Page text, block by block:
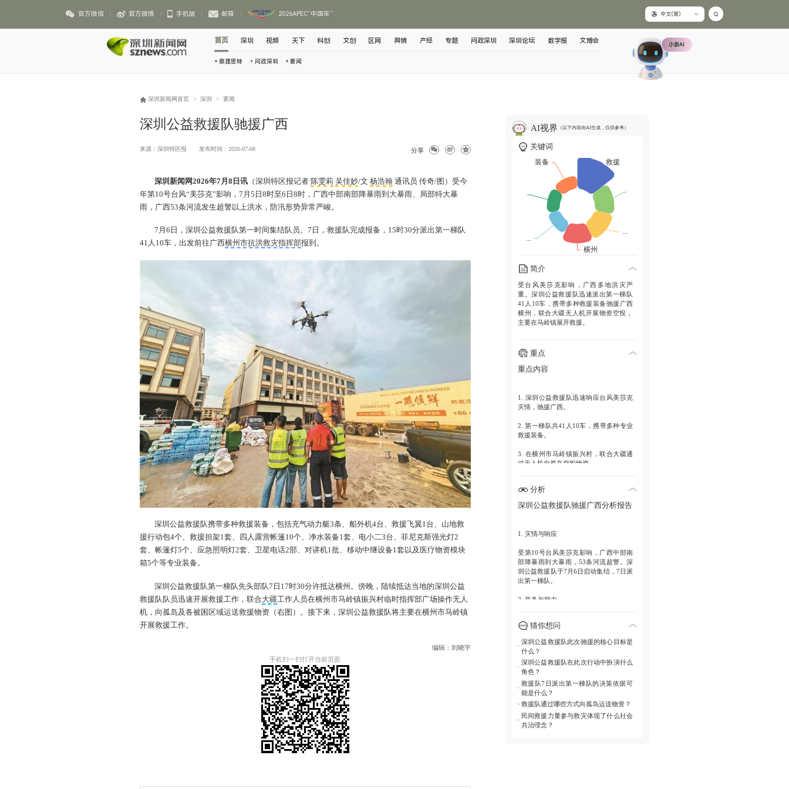
官方微信 官方微博 手机版 邮箱 2026APEC“中国年” 中文(简)
首页
察理思特 问政深圳 要闻
深圳 视频 天下 科创 文创 区网 舆情 产经 专题 问政深圳 深圳论坛 数字报 文博会 小新AI
深圳新闻网首页 > 深圳 > 要闻
深圳公益救援队驰援广西
来源：深圳特区报 发布时间：2026-07-08 分享
深圳新闻网2026年7月8日讯 （深圳特区报记者 陈雯莉 吴佳妙/文杨浩翰 通讯员 传奇/图）受今
年第10号台风“美莎克”影响，7月5日8时至6日8时，广西中部南部降暴雨到大暴雨、局部特大暴
雨，广西53条河流发生超警以上洪水，防汛形势异常严峻。
7月6日，深圳公益救援队第一时间集结队员。7日，救援队完成报备，15时30分派出第一梯队
41人10车，出发前往广西横州市抗洪救灾指挥部报到。
深圳公益救援队携带多种救援装备，包括充气动力艇3条、船外机4台、救援飞翼1台、山地救
援行动包4个、救援担架1套、四人露营帐篷10个、净水装备1套、电小二3台、菲尼克斯强光灯2
套、帐篷灯5个、应急照明灯2套、卫星电话2部、对讲机1批、移动中继设备1套以及医疗物资模块
箱5个等专业装备。
深圳公益救援队第一梯队先头部队7日17时30分许抵达横州。傍晚，陆续抵达当地的深圳公益
救援队队员迅速开展救援工作，联合大疆工作人员在横州市马岭镇振兴村临时指挥部广场操作无人
机，向孤岛及各被困区域运送救援物资（右图）。接下来，深圳公益救援队将主要在横州市马岭镇
开展救援工作。
编辑：刘晓宇
手机扫一扫打开当前页面
AI视界 （以下内容由AI生成，仅供参考）
关键词
简介
受台风美莎克影响，广西多地洪灾严
重。深圳公益救援队迅速派出第一梯队
41人10车，携带多种救援装备驰援广西
横州，联合大疆无人机开展物资空投，
主要在马岭镇展开救援。
重点
重点内容
1. 深圳公益救援队迅速响应台风美莎克
灾情，驰援广西。
2. 第一梯队共41人10车，携带多种专业
救援装备。
3. 在横州市马岭镇振兴村，联合大疆通
过无人机向孤岛空投物资。
分析
深圳公益救援队驰援广西分析报告
1. 灾情与响应
受第10号台风美莎克影响，广西中部南
部降暴雨到大暴雨，53条河流超警。深
圳公益救援队于7月6日启动集结，7日派
出第一梯队。
2. 装备与能力
星电话、医疗模块箱等，展现其专业性
3. 现场协作
联合大疆工作人员使用无人机向孤岛运
送物资，体现科技与人力结合。
4. 意义与启示
此次行动彰显民间救援力量在重大灾害
中的重要作用，也展示了深圳的社会责
猜你想问
深圳公益救援队此次驰援的核心目标是
什么？
深圳公益救援队在此次行动中扮演什么
角色？
救援队7日派出第一梯队的决策依据可
能是什么？
救援队通过哪些方式向孤岛运送物资？
民间救援力量参与救灾体现了什么社会
共治理念？